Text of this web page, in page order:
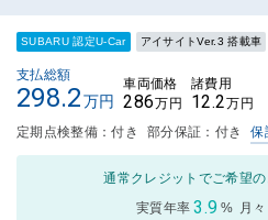
SUBARU 認定U-Car アイサイトVer.3 搭載車
支払総額
298.2万円
車両価格
286万円
諸費用
12.2万円
定期点検整備：付き 部分保証：付き 保
通常クレジットでご希望
実質年率 3.9 % 月々